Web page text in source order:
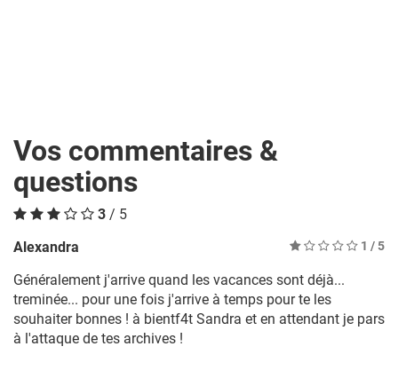
Vos commentaires &
questions
3 / 5
Alexandra
1 / 5
Généralement j'arrive quand les vacances sont déjà...
treminée... pour une fois j'arrive à temps pour te les
souhaiter bonnes ! à bientf4t Sandra et en attendant je pars
à l'attaque de tes archives !